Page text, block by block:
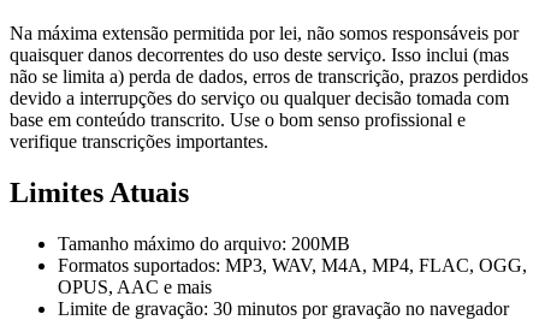
Na máxima extensão permitida por lei, não somos responsáveis por
quaisquer danos decorrentes do uso deste serviço. Isso inclui (mas
não se limita a) perda de dados, erros de transcrição, prazos perdidos
devido a interrupções do serviço ou qualquer decisão tomada com
base em conteúdo transcrito. Use o bom senso profissional e
verifique transcrições importantes.
Limites Atuais
Tamanho máximo do arquivo: 200MB
Formatos suportados: MP3, WAV, M4A, MP4, FLAC, OGG,
OPUS, AAC e mais
Limite de gravação: 30 minutos por gravação no navegador